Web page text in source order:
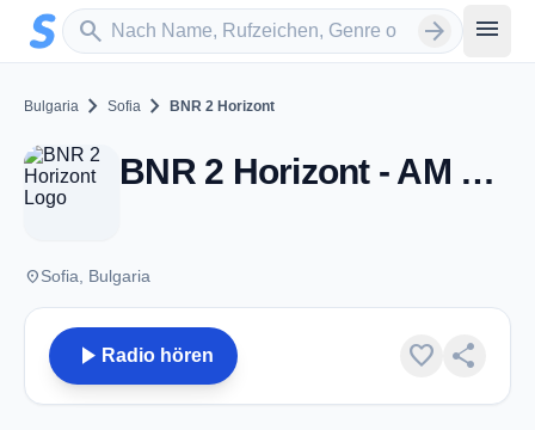
Zum Hauptinhalt springen
search
Sender suchen arrow_forward menu
Bulgaria chevron_right Sofia chevron_right BNR 2 Horizont
BNR 2 Horizont - AM 963 - Sofia
placeSofia, Bulgaria
play_arrow Radio hören favorite share